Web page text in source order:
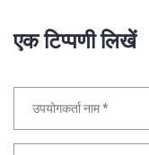
एक टिप्पणी लिखें